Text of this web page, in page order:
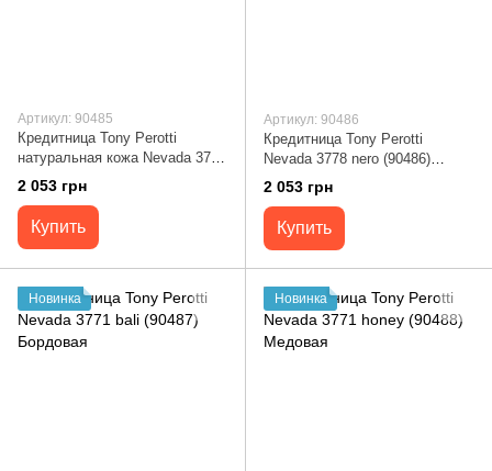
Артикул: 90485
Кредитница Tony Perotti
натуральная кожа Nevada 3778
moro (90485) Коричневая
2 053 грн
Купить
Артикул: 90486
Кредитница Tony Perotti
Nevada 3778 nero (90486)
Черная
2 053 грн
Купить
Новинка Новинка